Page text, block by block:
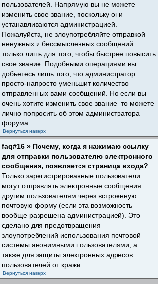
пользователей. Напрямую вы не можете
изменить свое звание, поскольку они
устанавливаются администрацией.
Пожалуйста, не злоупотребляйте отправкой
ненужных и бессмысленных сообщений
только лишь для того, чтобы быстрее повысить
свое звание. Подобными операциями вы
добьетесь лишь того, что администратор
просто-напросто уменьшит количество
отправленных вами сообщений. Но если вы
очень хотите изменить свое звание, то можете
лично попросить об этом администратора
форума.
Вернуться наверх
faq#16 » Почему, когда я нажимаю ссылку
для отправки пользователю электронного
сообщения, появляется страница входа?
Только зарегистрированные пользователи
могут отправлять электронные сообщения
другим пользователям через встроенную
почтовую форму (если эта возможность
вообще разрешена администрацией). Это
сделано для предотвращения
злоупотреблений использования почтовой
системы анонимными пользователями, а
также для защиты электронных адресов
пользователей от кражи.
Вернуться наверх